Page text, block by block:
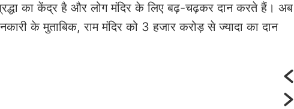
का केंद्र है और लोग मंदिर के लिए बढ़-चढ़कर दान करते हैं। अब
के मुताबिक, राम मंदिर को 3 हजार करोड़ से ज्यादा का दान